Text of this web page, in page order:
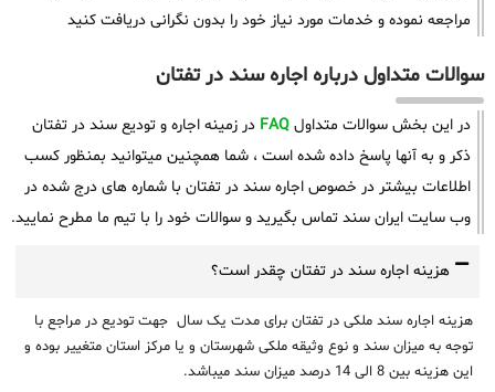
مراجعه نموده و خدمات مورد نیاز خود را بدون نگرانی دریافت کنید
سوالات متداول درباره اجاره سند در تفتان
در این بخش سوالات متداول FAQ در زمینه اجاره و تودیع سند در تفتان
ذکر و به آنها پاسخ داده شده است ، شما همچنین میتوانید بمنظور کسب
اطلاعات بیشتر در خصوص اجاره سند در تفتان با شماره های درج شده در
وب سایت ایران سند تماس بگیرید و سوالات خود را با تیم ما مطرح نمایید.
هزینه اجاره سند در تفتان چقدر است؟
هزینه اجاره سند ملکی در تفتان برای مدت یک سال جهت تودیع در مراجع با
توجه به میزان سند و نوع وثیقه ملکی شهرستان و یا مرکز استان متغییر بوده و
این هزینه بین 8 الی 14 درصد میزان سند میباشد.